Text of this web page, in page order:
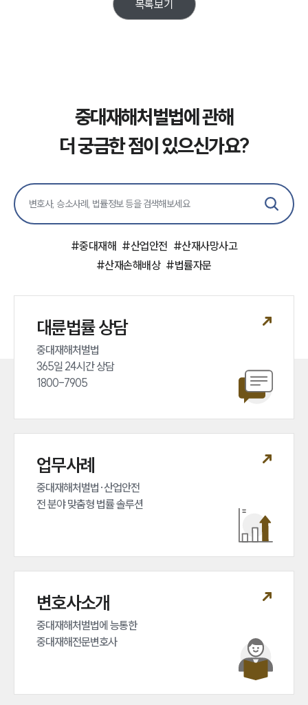
법률정보
법률지식인
산업안전·중대재해그룹 업무
전체
중대재해전문변호사
소식/자료
언론보도
법률 블로그
뉴스레터/브로슈어
목록보기
중대재해처벌법에 관해
더 궁금한 점이 있으신가요?
#중대재해 #산업안전 #산재사망사고
#산재손해배상 #법률자문
대륜법률 상담
중대재해처벌법
365일 24시간 상담
1800-7905
업무사례
중대재해처벌법·산업안전
전 분야 맞춤형 법률 솔루션
변호사소개
중대재해처벌법에 능통한
중대재해전문변호사